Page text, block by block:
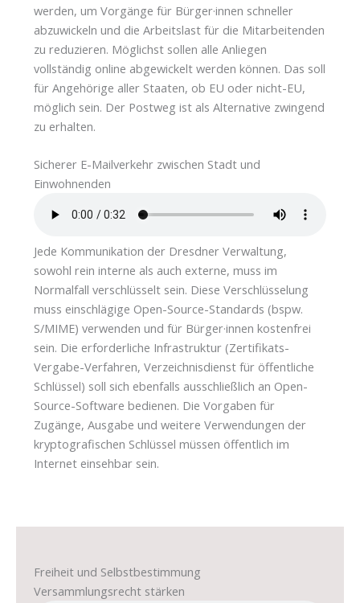
werden, um Vorgänge für Bürger·innen schneller
abzuwickeln und die Arbeitslast für die Mitarbeitenden
zu reduzieren. Möglichst sollen alle Anliegen
vollständig online abgewickelt werden können. Das soll
für Angehörige aller Staaten, ob EU oder nicht-EU,
möglich sein. Der Postweg ist als Alternative zwingend
zu erhalten.
Sicherer E-Mailverkehr zwischen Stadt und
Einwohnenden
Jede Kommunikation der Dresdner Verwaltung,
sowohl rein interne als auch externe, muss im
Normalfall verschlüsselt sein. Diese Verschlüsselung
muss einschlägige Open-Source-Standards (bspw.
S/MIME) verwenden und für Bürger·innen kostenfrei
sein. Die erforderliche Infrastruktur (Zertifikats-
Vergabe-Verfahren, Verzeichnisdienst für öffentliche
Schlüssel) soll sich ebenfalls ausschließlich an Open-
Source-Software bedienen. Die Vorgaben für
Zugänge, Ausgabe und weitere Verwendungen der
kryptografischen Schlüssel müssen öffentlich im
Internet einsehbar sein.
Freiheit und Selbstbestimmung
Versammlungsrecht stärken